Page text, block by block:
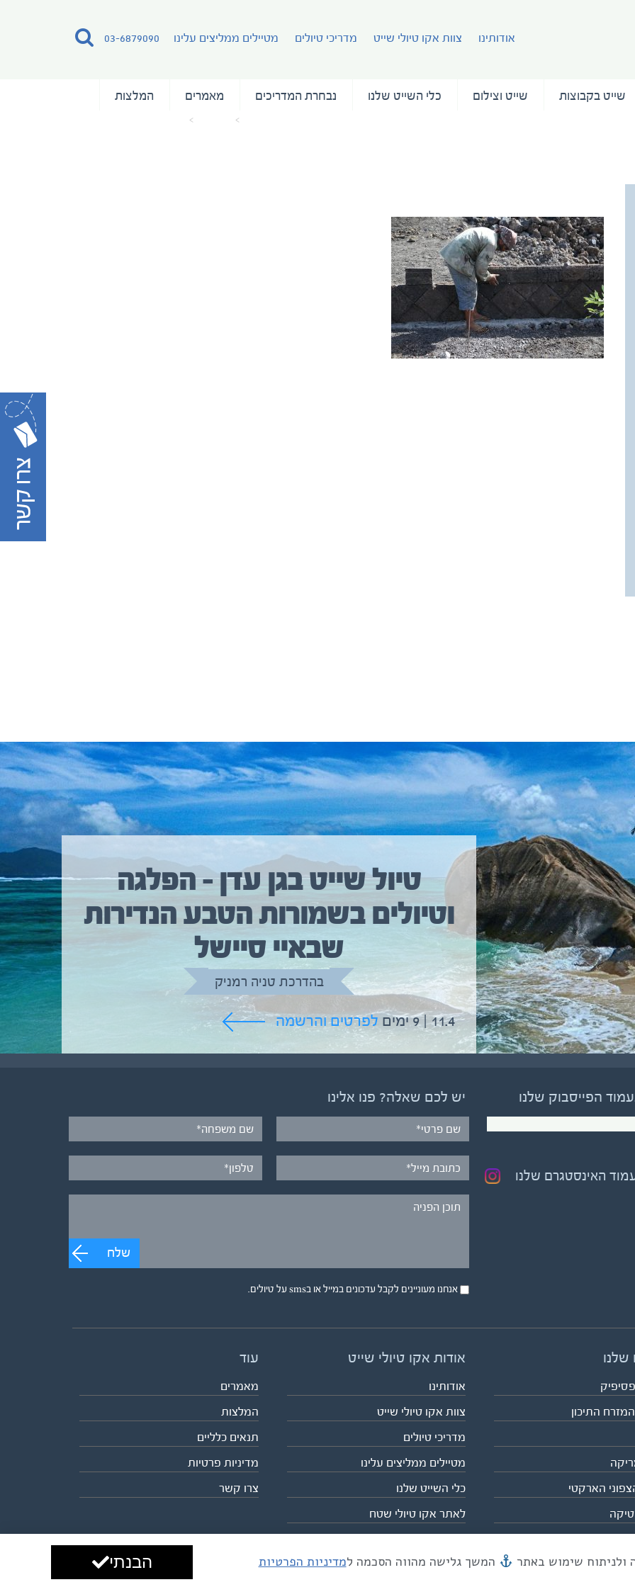
03-6879090 אודותינו צוות אקו טיולי שייט מדריכי טיולים מטיילים ממליצים עלינו
שייט בקבוצות שייט וצילום כלי השייט שלנו נבחרת המדריכים מאמרים המלצות
טיול שייט בגן עדן – הפלגה
וטיולים בשמורות הטבע הנדירות
שבאיי סיישל
בהדרכת טניה רמניק
11.4 | 9 ימים לפרטים והרשמה
טיול שייט מקיף איסלנד
בהדרכת גיל יניב
5.6 | 12 ימים לפרטים והרשמה
הפייסבוק שלנו
האינסטגרם שלנו
יש לכם שאלה? פנו אלינו
שלח
אנחנו מעוניינים לקבל עדכונים במייל או בsms על טיולים.
שלנו
התיכון
הארקטי
אודות אקו טיולי שייט
אודותינו
צוות אקו טיולי שייט
מדריכי טיולים
מטיילים ממליצים עלינו
כלי השייט שלנו
לאתר אקו טיולי שטח
עוד
מאמרים
המלצות
תנאים כלליים
מדיניות פרטיות
צרו קשר
מייל mail@eco.co.il | כתובתנו המסגר 55, תל אביב עיצוב ופיתוח: ביבר גלובל
המשך גלישה מהווה הסכמה למדיניות הפרטיות הבנתי